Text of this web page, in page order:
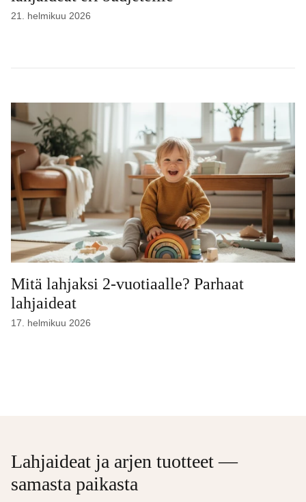
21. helmikuu 2026
Mitä lahjaksi 2-vuotiaalle? Parhaat
lahjaideat
17. helmikuu 2026
Lahjaideat ja arjen tuotteet —
samasta paikasta